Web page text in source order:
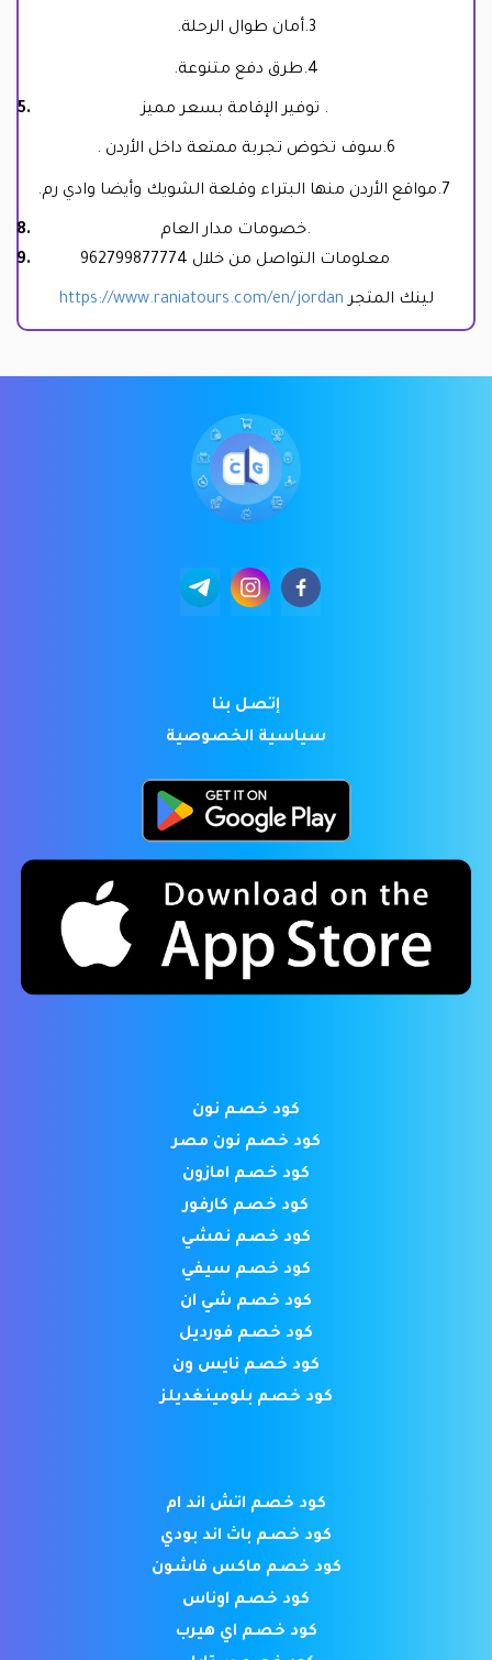
3.أمان طوال الرحلة.
4.طرق دفع متنوعة.
توفير الإقامة بسعر مميز .
6.سوف تخوض تجربة ممتعة داخل الأردن .
خصومات مدار العام.
معلومات التواصل من خلال
962799877774
لينك المتجر https://www.raniatours.com/en/jordan
إتصل بنا
سياسية الخصوصية
كود خصم نون
كود خصم نون مصر
كود خصم امازون
كود خصم كارفور
كود خصم نمشي
كود خصم سيفي
كود خصم شي ان
كود خصم فورديل
كود خصم نايس ون
كود خصم بلومينغديلز
كود خصم اتش اند ام
كود خصم باث اند بودي
كود خصم ماكس فاشون
كود خصم اوناس
كود خصم اي هيرب